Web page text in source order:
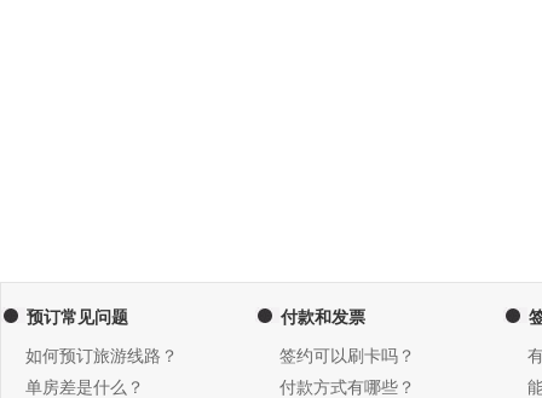
预订常见问题
如何预订旅游线路？
单房差是什么？
付款和发票
签约可以刷卡吗？
付款方式有哪些？